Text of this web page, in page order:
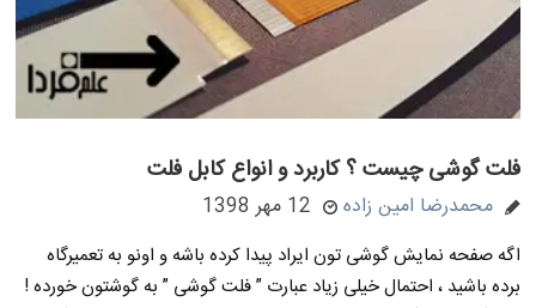
فلت گوشی چیست ؟ کاربرد و انواع کابل فلت
محمدرضا امین زاده 12 مهر 1398
اگه صفحه نمایش گوشی تون ایراد پیدا کرده باشه و اونو به تعمیرگاه
برده باشید ، احتمال خیلی زیاد عبارت ” فلت گوشی ” به گوشتون خورده !